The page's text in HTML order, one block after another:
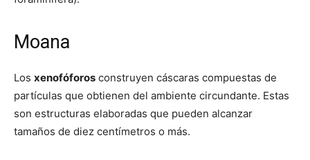
Moana
Los xenofóforos construyen cáscaras compuestas de
partículas que obtienen del ambiente circundante. Estas
son estructuras elaboradas que pueden alcanzar
tamaños de diez centímetros o más.